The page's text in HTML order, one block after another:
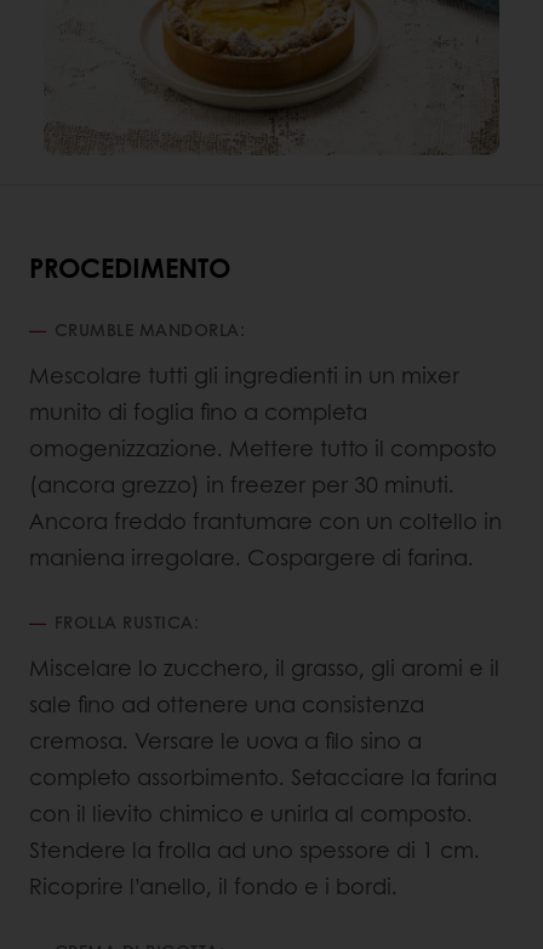
PROCEDIMENTO
CRUMBLE MANDORLA:
Mescolare tutti gli ingredienti in un mixer
munito di foglia fino a completa
omogenizzazione. Mettere tutto il composto
(ancora grezzo) in freezer per 30 minuti.
Ancora freddo frantumare con un coltello in
maniena irregolare. Cospargere di farina.
FROLLA RUSTICA:
Miscelare lo zucchero, il grasso, gli aromi e il
sale fino ad ottenere una consistenza
cremosa. Versare le uova a filo sino a
completo assorbimento. Setacciare la farina
con il lievito chimico e unirla al composto.
Stendere la frolla ad uno spessore di 1 cm.
Ricoprire l’anello, il fondo e i bordi.